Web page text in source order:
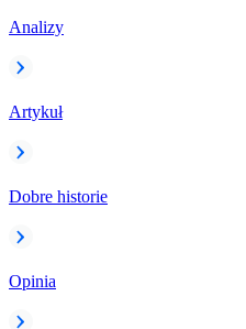
Analizy
Artykuł
Dobre historie
Opinia